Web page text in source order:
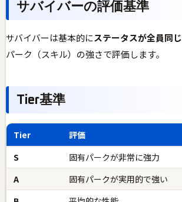
サバイバーの評価基準
サバイバーは基本的にステータスが全員同じ
パーク（スキル）の強さで評価します。
Tier基準
Tier
評価
S
固有パークが非常に強力
A
固有パークが実用的で強い